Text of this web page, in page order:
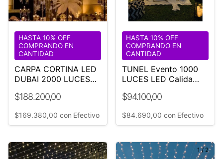
CARPA CORTINA LED
DUBAI 2000 LUCES
$188.200,00
HASTA 10% OFF
COMPRANDO EN
CANTIDAD
$169.380,00 con Efectivo
TUNEL Evento 1000
LUCES LED Calida
$94.100,00
HASTA 10% OFF
COMPRANDO EN
CANTIDAD
$84.690,00 con Efectivo
1/6 1/ 2